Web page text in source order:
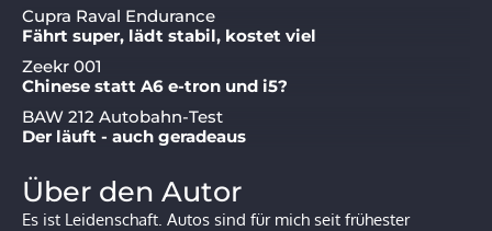
Cupra Raval Endurance
Fährt super, lädt stabil, kostet viel
Zeekr 001
Chinese statt A6 e-tron und i5?
BAW 212 Autobahn-Test
Der läuft - auch geradeaus
Über den Autor
Es ist Leidenschaft. Autos sind für mich seit frühester